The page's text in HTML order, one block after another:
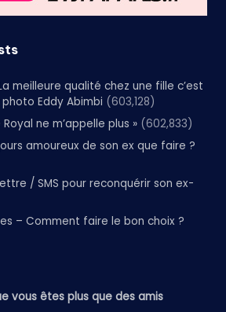
meilleure qualité chez une fille c’est
Eddy Abimbi (603,128)
ne m’appelle plus » (602,833)
amoureux de son ex que faire ?
/ SMS pour reconquérir son ex-
– Comment faire le bon choix ?
vous êtes plus que des amis